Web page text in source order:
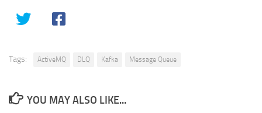
Tags: ActiveMQ DLQ Kafka Message Queue
YOU MAY ALSO LIKE...